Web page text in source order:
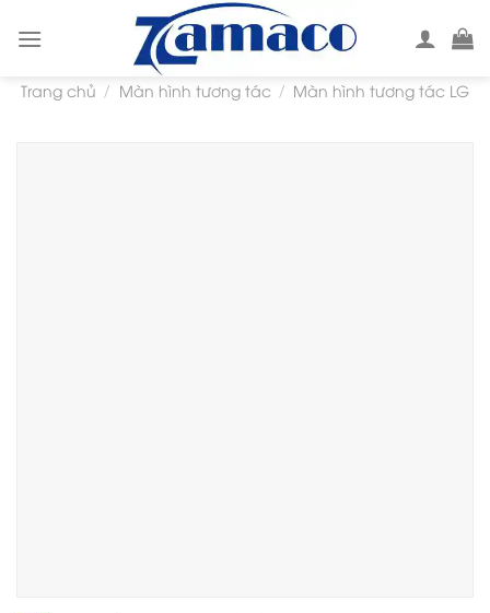
Trang chủ / Màn hình tương tác / Màn hình tương tác LG